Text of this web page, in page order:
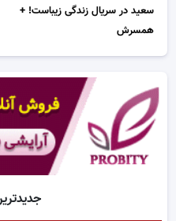
سعید در سریال زندگی زیباست! +
همسرش